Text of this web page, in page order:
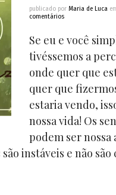
publicado por Maria de Luca
comentários
Se eu e você
tivéssemos a
onde quer que
quer que
estaria vendo,
nossa vida! Os
podem ser
instáveis e não são